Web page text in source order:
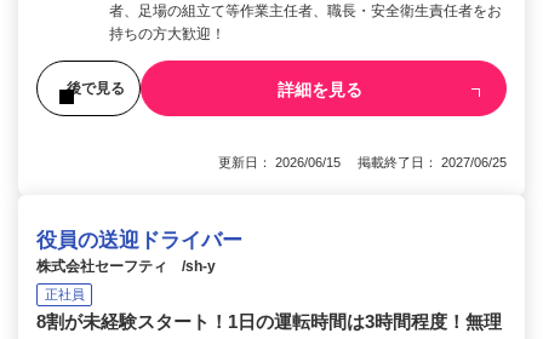
者、足場の組立て等作業主任者、職長・安全衛生責任者をお
持ちの方大歓迎！
後で見る 詳細を見る
更新日： 2026/06/15 掲載終了日： 2027/06/25
役員の送迎ドライバー
株式会社セーフティ /sh-y
正社員
8割が未経験スタート！1日の運転時間は3時間程度！無理